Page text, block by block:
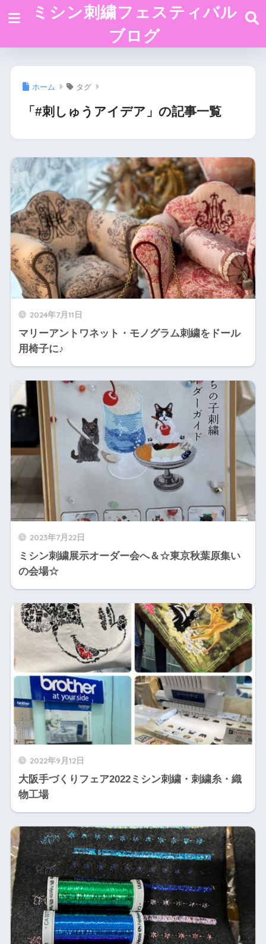
ミシン刺繍フェスティバル
ブログ
ホーム タグ
「#刺しゅうアイデア」の記事一覧
2024年7月11日
マリーアントワネット・モノグラム刺繍をドール
用椅子に♪
2023年7月22日
ミシン刺繍展示オーダー会へ＆☆東京秋葉原集い
の会場☆
2022年9月12日
大阪手づくりフェア2022ミシン刺繍・刺繍糸・織
物工場